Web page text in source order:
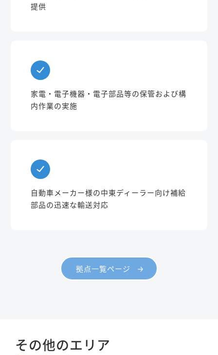
提供
家電・電子機器・電子部品等の保管および構
内作業の実施
自動車メーカー様の中東ディーラー向け補給
部品の迅速な輸送対応
拠点一覧ページ
その他のエリア